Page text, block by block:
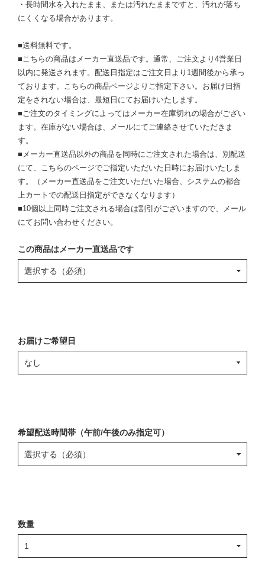
・長時間水を入れたまま、または汚れたままですと、汚れが落ち
にくくなる場合があります。
■送料無料です。
■こちらの商品はメーカー直送品です。通常、ご注文より4営業日
以内に発送されます。配送日指定はご注文日より1週間後から承っ
ております。こちらの商品ページよりご指定下さい。お届け日指
定をされない場合は、最短日にてお届けいたします。
■ご注文のタイミングによってはメーカー在庫切れの場合がござい
ます。在庫がない場合は、メールにてご連絡させていただきま
す。
■メーカー直送品以外の商品を同時にご注文された場合は、別配送
にて、こちらのページでご指定いただいた日時にお届けいたしま
す。（メーカー直送品をご注文いただいた場合、システムの都合
上カートでの配送日指定ができなくなります）
■10個以上同時ご注文される場合は割引がございますので、メール
にてお問い合わせください。
この商品はメーカー直送品です
お届けご希望日
希望配送時間帯（午前/午後のみ指定可）
数量